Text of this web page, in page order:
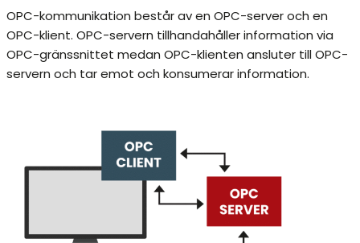
OPC-kommunikation består av en OPC-server och en
OPC-klient. OPC-servern tillhandahåller information via
OPC-gränssnittet medan OPC-klienten ansluter till OPC-
servern och tar emot och konsumerar information.